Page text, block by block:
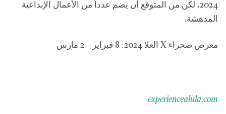
2024، لكن من المتوقع أن يضم عدداً من الأعمال الإبداعية
المدهشة.
معرض صحراء X العلا 2024: 8 فبراير – 2 مارس
experiencealula.com